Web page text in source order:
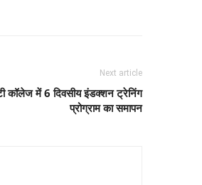
Next article
कॉलेज में 6 दिवसीय इंडक्शन ट्रेनिंग
प्रोग्राम का समापन